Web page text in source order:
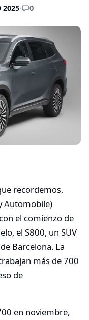
2025· 0
recordemos,
Automobile)
el comienzo de
el S800, un SUV
Barcelona. La
más de 700
de
en noviembre,